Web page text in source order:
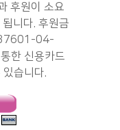
후원이 소요
니다. 후원금
04-
한 신용카드
습니다.